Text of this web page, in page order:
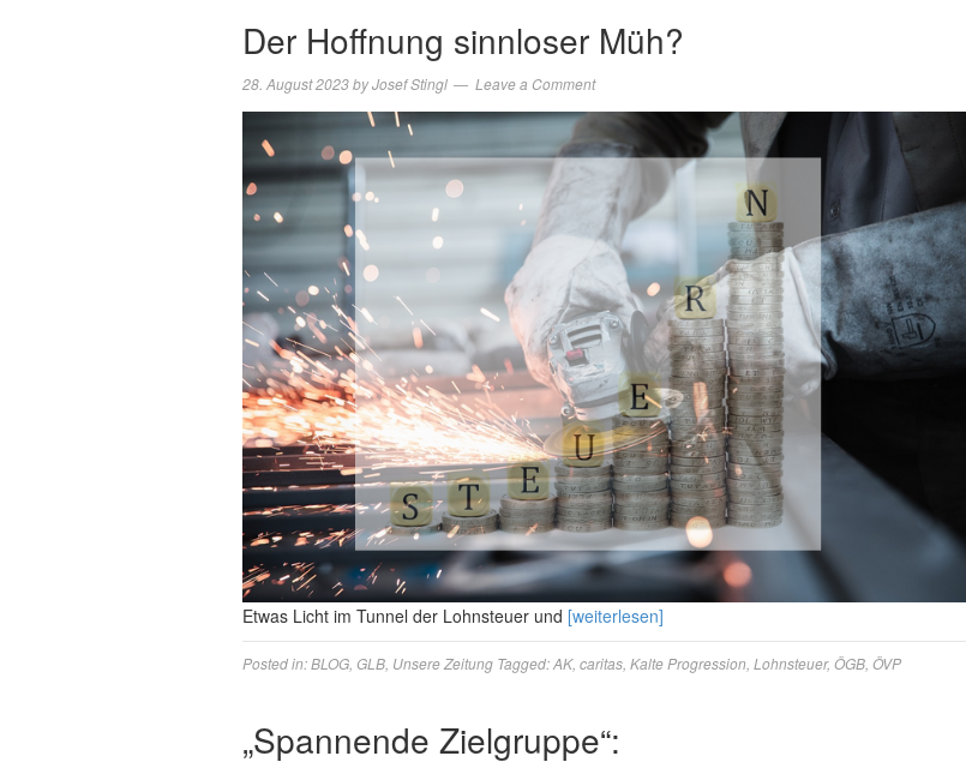
Der Hoffnung sinnloser Müh?
28. August 2023byJosef Stingl Leave a Comment
Etwas Licht im Tunnel der Lohnsteuer und [weiterlesen]
Posted in:BLOG GLB Unsere Zeitung Tagged:AK, caritas Kalte Progression Lohnsteuer, ÖGB ÖVP
„Spannende Zielgruppe“: